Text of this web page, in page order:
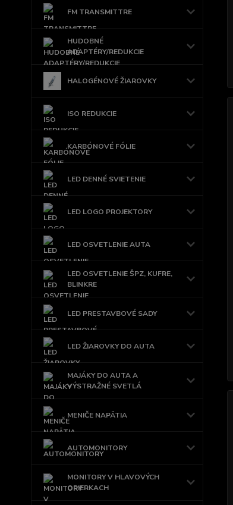
FM TRANSMITTRE
HUDOBNÉ
ADAPTÉRY/REDUKCIE
HALOGÉNOVÉ ŽIAROVKY
ISO REDUKCIE
KARBÓNOVÉ FÓLIE
LED DENNÉ SVIETENIE
LED LOGO PROJEKTORY
LED OSVETLENIE AUTA
LED OSVETLENIE ŠPZ, KUFRE,
BLINKRE
LED PRESTAVBOVÉ SADY
LED ŽIAROVKY DO AUTA
MAJÁKY DO AUTA A
VÝSTRAŽNÉ SVETLÁ
MENIČE NAPÄTIA
AUTOMONITORY
MONITORY V HLAVOVÝCH
OPIERKACH